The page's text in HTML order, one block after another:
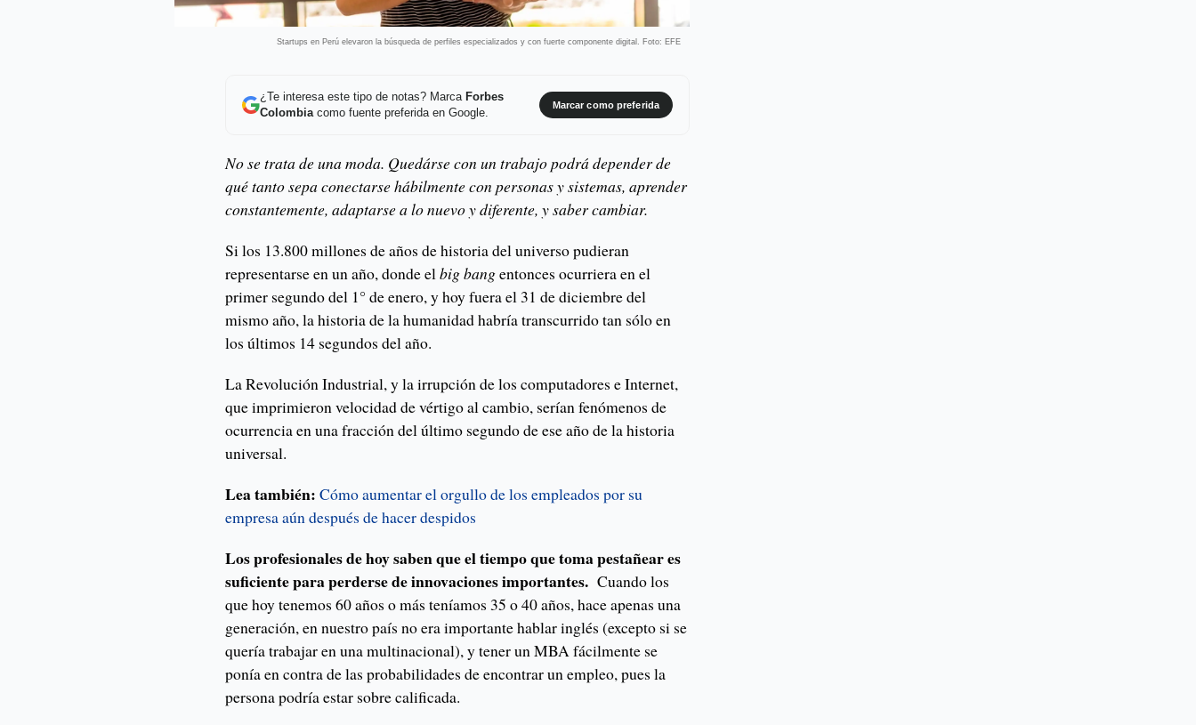
Startups en Perú elevaron la búsqueda de perfiles especializados y con fuerte componente digital. Foto: EFE
¿Te interesa este tipo de notas? Marca Forbes
Colombiacomo fuente preferida en Google.
Marcar como preferida
No se trata de una moda. Quedárse con un trabajo podrá depender de
qué tanto sepa conectarse hábilmente con personas y sistemas, aprender
constantemente, adaptarse a lo nuevo y diferente, y saber cambiar.
Si los 13.800 millones de años de historia del universo pudieran
representarse en un año, donde elbig bangentonces ocurriera en el
primer segundo del 1° de enero, y hoy fuera el 31 de diciembre del
mismo año, la historia de la humanidad habría transcurrido tan sólo en
los últimos 14 segundos del año.
La Revolución Industrial, y la irrupción de los computadores e Internet,
que imprimieron velocidad de vértigo al cambio, serían fenómenos de
ocurrencia en una fracción del último segundo de ese año de la historia
universal.
Lea también: Cómo aumentar el orgullo de los empleados por su
empresa aún después de hacer despidos
Los profesionales de hoy saben que el tiempo que toma pestañear es
suficiente para perderse de innovaciones importantes.Cuando los
que hoy tenemos 60 años o más teníamos 35 o 40 años, hace apenas una
generación, en nuestro país no era importante hablar inglés (excepto si se
quería trabajar en una multinacional), y tener un MBA fácilmente se
ponía en contra de las probabilidades de encontrar un empleo, pues la
persona podría estar sobre calificada.